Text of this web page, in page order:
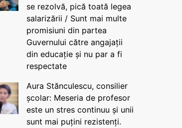
se rezolvă, pică toată legea
salarizării / Sunt mai multe
promisiuni din partea
Guvernului către angajații
din educație și nu par a fi
respectate
Aura Stănculescu, consilier
școlar: Meseria de profesor
este un stres continuu și unii
sunt mai puțini rezistenți.